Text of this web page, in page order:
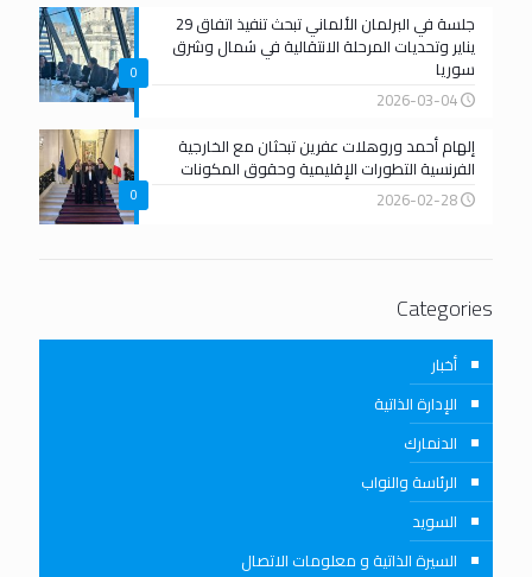
0
جلسة في البرلمان الألماني تبحث تنفيذ اتفاق 29
يناير وتحديات المرحلة الانتقالية في شمال وشرق
سوريا
2026-03-04
0
إلهام أحمد وروهلات عفرين تبحثان مع الخارجية
الفرنسية التطورات الإقليمية وحقوق المكونات
2026-02-28
Categories
أخبار
الإدارة الذاتية
الدنمارك
الرئاسة والنواب
السويد
السيرة الذاتية و معلومات الاتصال